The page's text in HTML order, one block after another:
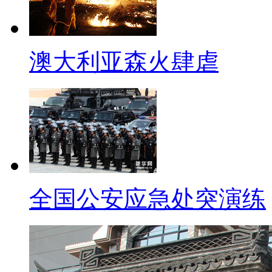
《纽约时报》报道称，美国正
统奥巴马多次表示将抽身海外战
武器传闻又让美国站到了舆论
器的提议，奥巴马称可暂停对
决叙利亚化学武问题的建议是“
【同期】外交学院国际关系
0203因为俄罗斯它是当今世
非常有分量的国家
而且他和叙利亚的关系非常
特别是在战争即将爆发的情
澳大利亚森火肆虐
全国公安应急处突演练